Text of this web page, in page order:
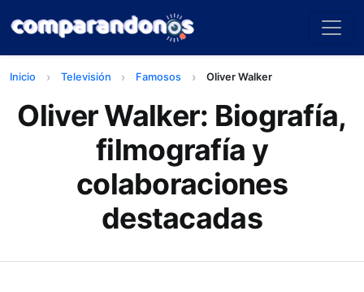
Inicio Televisión Famosos Oliver Walker
Oliver Walker: Biografía,
filmografía y
colaboraciones
destacadas